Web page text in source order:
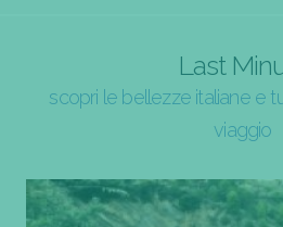
Last
scopri le bellezze italiane e
viaggio